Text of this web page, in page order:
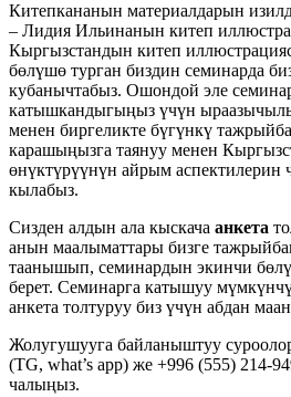
Китепкананын материалдарын
– Лидия Ильинанын китеп
Кыргызстандын китеп
бөлүшө турган биздин семинарда
кубанычтабыз. Ошондой эле
катышкандыгыңыз үчүн
менен биргеликте бүгүнкү
карашыңызга таянуу менен
өнүктүрүүнүн айрым аспектилерин
кылабыз.
Сизден алдын ала кыскача анкета
анын маалыматтары бизге
таанышып, семинардын экинчи
берет. Семинарга катышуу
анкета толтуруу биз үчүн абдан
Жолугушууга байланыштуу
(TG, what’s app) же +996 (555) 214-
чалыңыз.